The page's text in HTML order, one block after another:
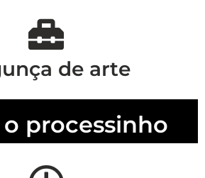
de arte
processinho